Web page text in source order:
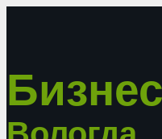
Бизнес